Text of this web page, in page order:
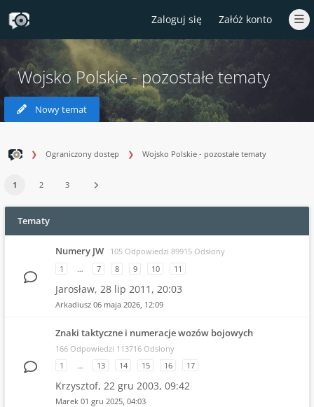
Zaloguj się Załóż konto
Wojsko Polskie - pozostałe tematy
Nowy temat
Ograniczony dostęp Wojsko Polskie - pozostałe tematy
1 2 3
Tematy
Numery JW
105 Odpowiedzi 89915 Odsłony
1
… 7 8 9 10 11
Jarosław, 28 lip 2011, 20:03
Arkadiusz 06 maja 2026, 12:09
Znaki taktyczne i numeracje wozów bojowych
166 Odpowiedzi 113716 Odsłony
1
… 13 14 15 16 17
Krzysztof, 22 gru 2003, 09:42
Marek 01 gru 2025, 04:03